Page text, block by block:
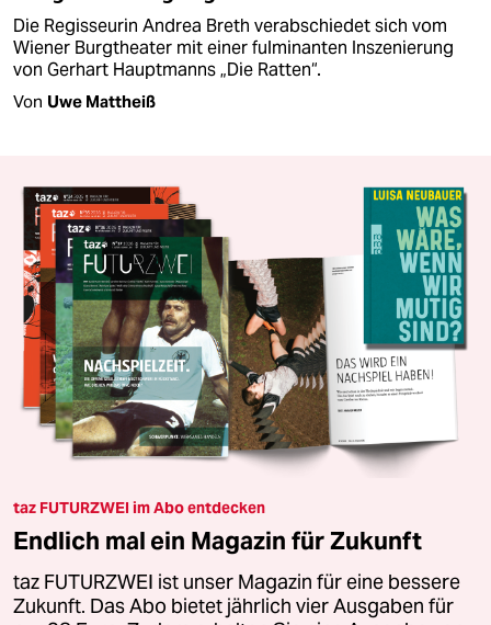
Die Regisseurin Andrea Breth verabschiedet sich vom
Wiener Burgtheater mit einer fulminanten Inszenierung
von Gerhart Hauptmanns „Die Ratten“.
Von Uwe Mattheiß
taz FUTURZWEI im Abo entdecken
Endlich mal ein Magazin für Zukunft
taz FUTURZWEI ist unser Magazin für eine bessere
Zukunft. Das Abo bietet jährlich vier Ausgaben für